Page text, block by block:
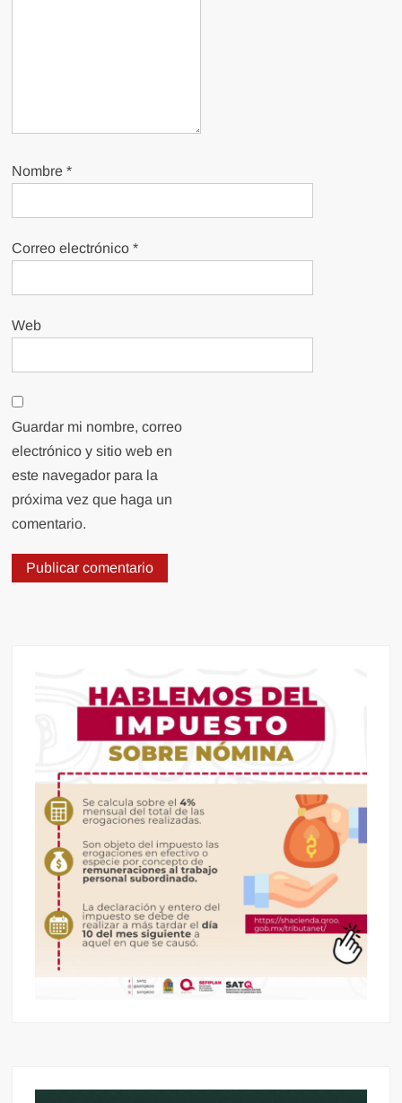
Nombre*
Correo electrónico*
Web
Guardar mi nombre, correo
electrónico y sitio web en
este navegador para la
próxima vez que haga un
comentario.